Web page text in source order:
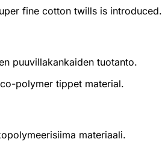
fine cotton twills is introduced.
puuvillakankaiden tuotanto.
polymer tippet material.
materiaali.